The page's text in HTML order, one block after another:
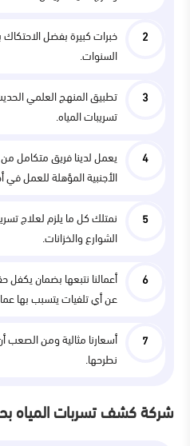
خبرات كبيرة بفضل
السنوات.
تطبيق المنهج العلمي
تسريبات المياه.
يعمل لدينا فريق متكامل من
الأجنبية المؤهلة للعمل
نمتلك كل ما يلزم لعلاج
الشوارع والخزانات.
أعمالنا نتبعها بضمان
عن أي تلفيات يتسبب بها
أسعارنا مثالية ومن الصعب
نطرحها.
شركة كشف تسربات المياه